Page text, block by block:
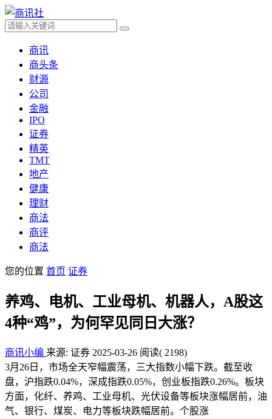
商讯
商头条
财源
公司
金融
IPO
证券
精英
TMT
地产
健康
理财
商法
商评
商法
您的位置 首页 证券
养鸡、电机、工业母机、机器人，A股这
4种“鸡”，为何罕见同日大涨？
商讯小编 来源: 证券 2025-03-26 阅读( 2198)
3月26日，市场全天窄幅震荡，三大指数小幅下跌。截至收
盘，沪指跌0.04%，深成指跌0.05%，创业板指跌0.26%。板块
方面，化纤、养鸡、工业母机、光伏设备等板块涨幅居前，油
气、银行、煤炭、电力等板块跌幅居前。个股涨